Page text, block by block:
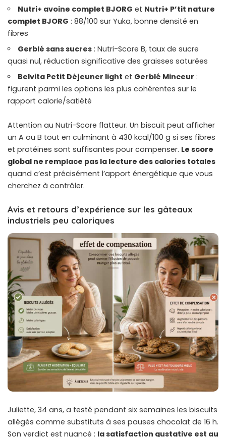
Nutri+ avoine complet BJORG et Nutri+ P’tit nature
complet BJORG : 88/100 sur Yuka, bonne densité en
fibres
Gerblé sans sucres : Nutri-Score B, taux de sucre
quasi nul, réduction significative des graisses saturées
Belvita Petit Déjeuner light et Gerblé Minceur :
figurent parmi les options les plus cohérentes sur le
rapport calorie/satiété
Attention au Nutri-Score flatteur. Un biscuit peut afficher
un A ou B tout en culminant à 430 kcal/100 g si ses fibres
et protéines sont suffisantes pour compenser. Le score
global ne remplace pas la lecture des calories totales
quand c’est précisément l’apport énergétique que vous
cherchez à contrôler.
Avis et retours d’expérience sur les gâteaux
industriels peu caloriques
Juliette, 34 ans, a testé pendant six semaines les biscuits
allégés comme substituts à ses pauses chocolat de 16 h.
Son verdict est nuancé : la satisfaction gustative est au